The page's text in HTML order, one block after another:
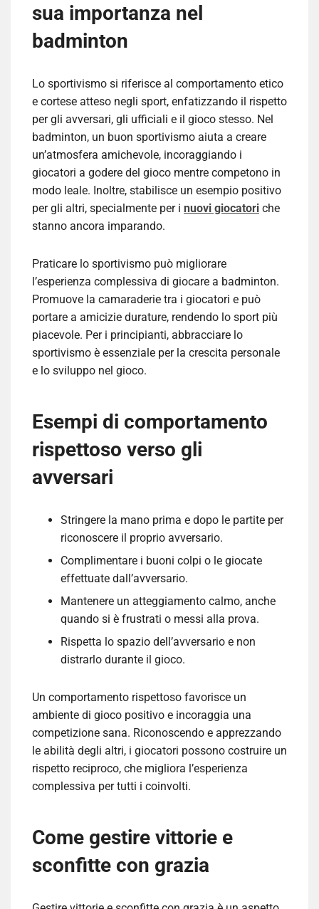
sua importanza nel
badminton
Lo sportivismo si riferisce al comportamento etico
e cortese atteso negli sport, enfatizzando il rispetto
per gli avversari, gli ufficiali e il gioco stesso. Nel
badminton, un buon sportivismo aiuta a creare
un’atmosfera amichevole, incoraggiando i
giocatori a godere del gioco mentre competono in
modo leale. Inoltre, stabilisce un esempio positivo
per gli altri, specialmente per i nuovi giocatori che
stanno ancora imparando.
Praticare lo sportivismo può migliorare
l’esperienza complessiva di giocare a badminton.
Promuove la camaraderie tra i giocatori e può
portare a amicizie durature, rendendo lo sport più
piacevole. Per i principianti, abbracciare lo
sportivismo è essenziale per la crescita personale
e lo sviluppo nel gioco.
Esempi di comportamento
rispettoso verso gli
avversari
Stringere la mano prima e dopo le partite per
riconoscere il proprio avversario.
Complimentare i buoni colpi o le giocate
effettuate dall’avversario.
Mantenere un atteggiamento calmo, anche
quando si è frustrati o messi alla prova.
Rispetta lo spazio dell’avversario e non
distrarlo durante il gioco.
Un comportamento rispettoso favorisce un
ambiente di gioco positivo e incoraggia una
competizione sana. Riconoscendo e apprezzando
le abilità degli altri, i giocatori possono costruire un
rispetto reciproco, che migliora l’esperienza
complessiva per tutti i coinvolti.
Come gestire vittorie e
sconfitte con grazia